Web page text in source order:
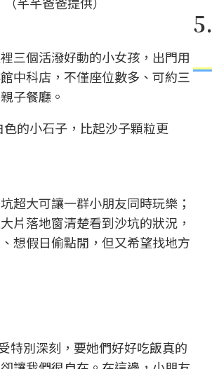
三個活潑好動的小女孩，出門用
中科店，不僅座位數多、可約三
子餐廳。
的小石子，比起沙子顆粒更
超大可讓一群小朋友同時玩樂；
片落地窗清楚看到沙坑的狀況，
想假日偷點閒，但又希望找地方
特別深刻，要她們好好吃飯真的
5.